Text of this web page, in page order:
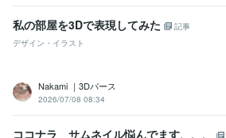
私の部屋を3Dで表現してみた
記事
デザイン・イラスト
Nakami ｜3Dパース
2026/07/08 08:34
ココナラ サムネイル悩んでます、、、